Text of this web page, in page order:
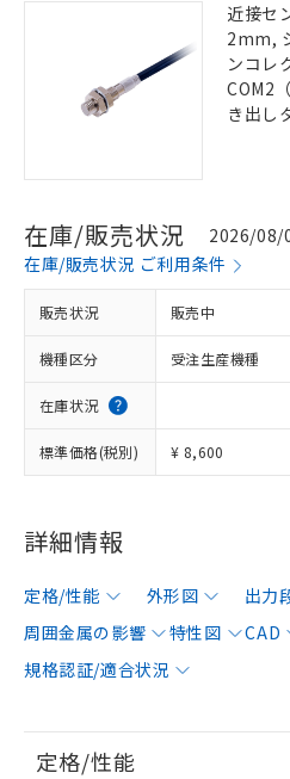
近接セ
2mm,
ンコレ
COM2
き出し
在庫/販売状況
2026/08/
在庫/販売状況 ご利用条件
販売状況 販売中
機種区分 受注生産機種
在庫状況
標準価格(税別) ¥ 8,600
詳細情報
定格/性能 外形図 出力
周囲金属の影響
特性図 CAD
規格認証/適合状況
定格/性能